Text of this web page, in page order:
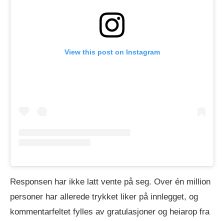
View this post on Instagram
Responsen har ikke latt vente på seg. Over én million
personer har allerede trykket liker på innlegget, og
kommentarfeltet fylles av gratulasjoner og heiarop fra